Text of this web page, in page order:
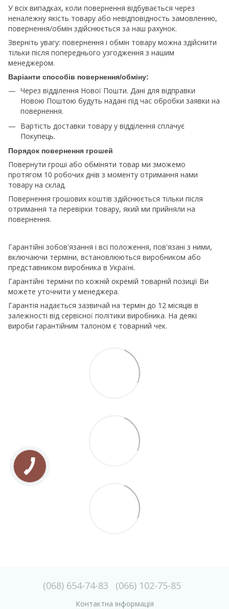
У всіх випадках, коли повернення відбувається через
неналежну якість товару або невідповідность замовленню,
повернення/обмін здійснюється за наш рахунок.
Зверніть увагу: повернення і обмін товару можна здійснити
тільки після попереднього узгодження з нашим
менеджером.
Варіанти способів повернення/обміну:
Через відділення Нової Пошти. Дані для відправки
Новою Поштою будуть надані під час обробки заявки на
повернення.
Вартість доставки товару у відділення сплачує
Покупець.
Порядок повернення грошей
Повернути гроші або обміняти товар ми зможемо
протягом 10 робочих днів з моменту отримання нами
товару на склад.
Повернення грошових коштів здійснюється тільки після
отримання та перевірки товару, який ми прийняли на
повернення.
Гарантійні зобов'язання і всі положення, пов'язані з ними,
включаючи терміни, встановлюються виробником або
представником виробника в Україні.
Гарантійні терміни по кожній окремій товарній позиції Ви
можете уточнити у менеджера.
Гарантія надається зазвичай на термін до 12 місяців в
залежності від сервісної політики виробника. На деякі
вироби гарантійним талоном є товарний чек.
(068) 654-74-83 (066) 102-75-85
Контактна інформація